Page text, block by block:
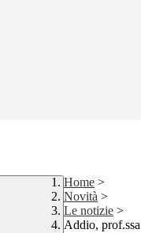
Home >
Novità >
Le notizie >
Addio,